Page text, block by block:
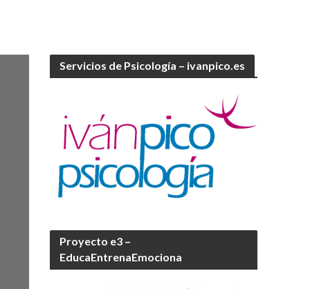
Servicios de Psicología – ivanpico.es
Proyecto e3 –
EducaEntrenaEmociona